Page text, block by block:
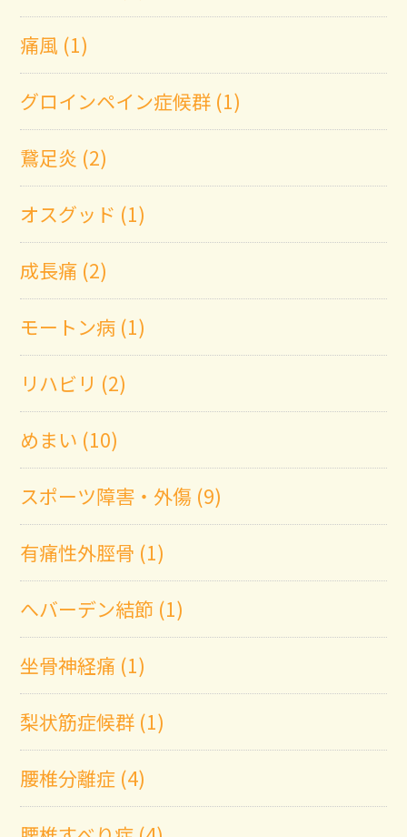
痛風 (1)
グロインペイン症候群 (1)
鵞足炎 (2)
オスグッド (1)
成長痛 (2)
モートン病 (1)
リハビリ (2)
めまい (10)
スポーツ障害・外傷 (9)
有痛性外脛骨 (1)
へバーデン結節 (1)
坐骨神経痛 (1)
梨状筋症候群 (1)
腰椎分離症 (4)